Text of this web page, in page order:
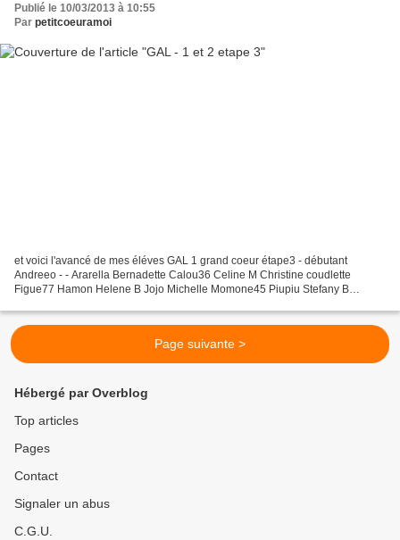
Publié le 10/03/2013 à 10:55
Par petitcoeuramoi
et voici l'avancé de mes éléves GAL 1 grand coeur étape3 - débutant
Andreeo - - Ararella Bernadette Calou36 Celine M Christine coudlette
Figue77 Hamon Helene B Jojo Michelle Momone45 Piupiu Stefany B
Page suivante >
Hébergé par Overblog
Top articles
Pages
Contact
Signaler un abus
C.G.U.